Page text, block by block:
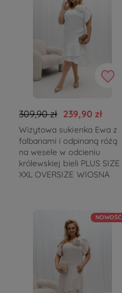
309,90 zł 239,90 zł
Wizytowa sukienka Ewa z
falbanami i odpinaną różą
na wesele w odcieniu
królewskiej bieli PLUS SIZE
XXL OVERSIZE WIOSNA
NOWOŚĆ